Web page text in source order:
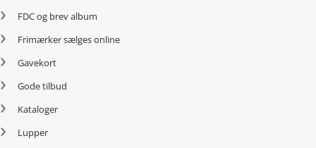
FDC og brev album
Frimærker sælges online
Gavekort
Gode tilbud
Kataloger
Lupper